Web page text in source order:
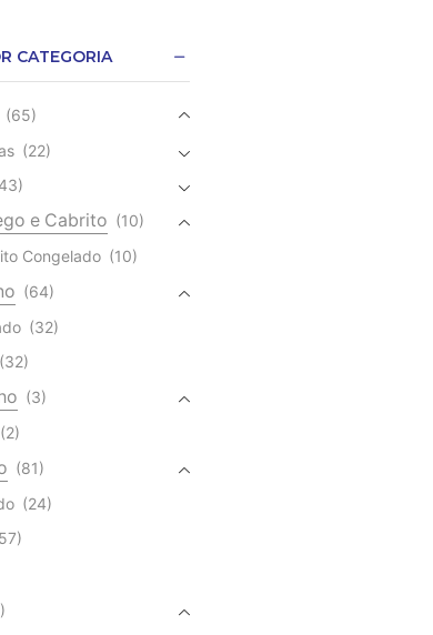
CATEGORIA
(65)
(22)
e Cabrito (10)
Congelado (10)
(64)
(32)
(32)
(3)
(2)
(81)
(24)